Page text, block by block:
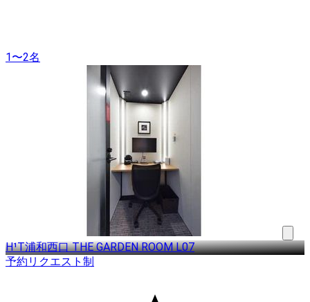
1〜2名
H¹T浦和西口 THE GARDEN ROOM L07
予約リクエスト制